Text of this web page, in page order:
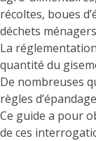
récoltes, boues
déchets
La
quantité du
De nombreuses
règles
Ce guide a pour
de ces